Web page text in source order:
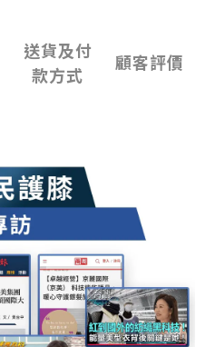
送貨及付
款方式
顧客評價